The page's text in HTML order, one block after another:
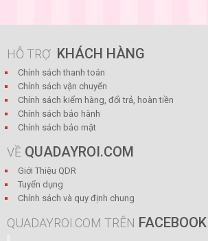
HỖ TRỢ KHÁCH HÀNG
Chính sách thanh toán
Chính sách vận chuyển
Chính sách kiểm hàng, đổi trả, hoàn tiền
Chính sách bảo hành
Chính sách bảo mật
VỀ QUADAYROI.COM
Giới Thiệu QDR
Tuyển dụng
Chính sách và quy định chung
QUADAYROI.COM TRÊN FACEBOOK